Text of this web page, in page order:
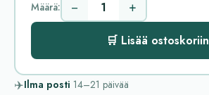
Määrä: − +
🛒 Lisää ostoskoriin
✈️Ilma posti 14–21 päivää